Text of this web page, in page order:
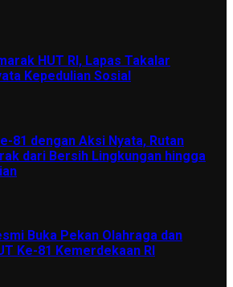
HUT RI, Lapas Takalar
Kepedulian Sosial
81 dengan Aksi Nyata, Rutan
dari Bersih Lingkungan hingga
Buka Pekan Olahraga dan
Ke-81 Kemerdekaan RI